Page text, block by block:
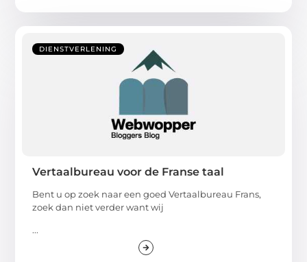
DIENSTVERLENING
Vertaalbureau voor de Franse taal
Bent u op zoek naar een goed Vertaalbureau Frans,
zoek dan niet verder want wij
...